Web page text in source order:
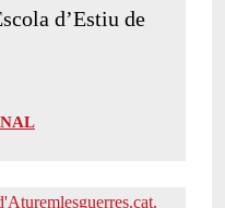
d’Estiu de